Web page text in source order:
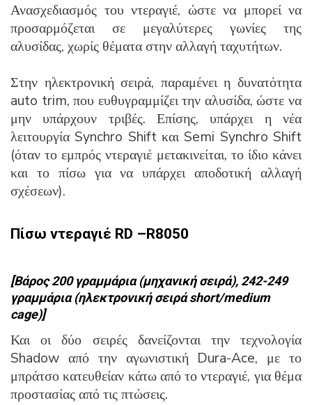
Ανασχεδιασμός του ντεραγιέ, ώστε να μπορεί να
προσαρμόζεται σε μεγαλύτερες γωνίες της
αλυσίδας, χωρίς θέματα στην αλλαγή ταχυτήτων.
Στην ηλεκτρονική σειρά, παραμένει η δυνατότητα
auto trim, που ευθυγραμμίζει την αλυσίδα, ώστε να
μην υπάρχουν τριβές. Επίσης, υπάρχει η νέα
λειτουργία Synchro Shift και Semi Synchro Shift
(όταν το εμπρός ντεραγιέ μετακινείται, το ίδιο κάνει
και το πίσω για να υπάρχει αποδοτική αλλαγή
σχέσεων).
Πίσω ντεραγιέ RD –R8050
[Βάρος 200 γραμμάρια (μηχανική σειρά), 242-249
γραμμάρια (ηλεκτρονική σειρά short/medium
cage)]
Και οι δύο σειρές δανείζονται την τεχνολογία
Shadow από την αγωνιστική Dura-Ace, με το
μπράτσο κατευθείαν κάτω από το ντεραγιέ, για θέμα
προστασίας από τις πτώσεις.